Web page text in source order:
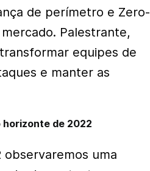
de perímetro e Zero-
Palestrante,
equipes de
e manter as
de 2022
observaremos uma